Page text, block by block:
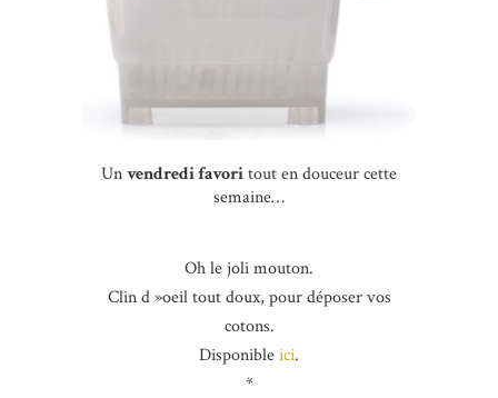
Unvendredi favoritout en douceur cette
semaine…
Oh le joli mouton.
Clin d »oeil tout doux, pour déposer vos
cotons.
Disponibleici.
*